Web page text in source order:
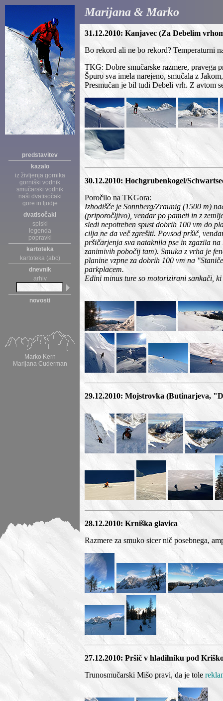
predstavitev
kazalo
iz življenja gornika
gorniški vodnik
smučarski vodnik
naši dvatisočaki
gore in ljudje
dvatisočaki
spiski
legenda
popravki
kartoteka
kartoteka (abc)
dnevnik
arhiv
novosti
Marko Kern
Marijana Cuderman
Marijana & Marko
31.12.2010: Kanjavec (Za Debelim
Bo rekord ali ne bo rekord? Temperaturni
TKG: Dobre smučarske razmere, pravega
Špuro sva imela narejeno, smučala z
Presmučan je bil tudi Debeli vrh. Z avtom
30.12.2010: Hochgrubenkogel/
Poročilo na TKGora:
Izhodišče je Sonnberg/Zraunig (1500 m)
(priporočljivo), vendar po pameti in z
sledi nepotreben spust dobrih 100 vm do
cilja ne da več zgrešiti. Povsod pršič,
pršičarjenja sva nataknila pse in zgazila
zanimivih pobočij tam). Smuka z vrha je
planine vzpne za dobrih 100 vm na
parkplacem.
Edini minus ture so motorizirani sankači,
29.12.2010: Mojstrovka (Butinarjeva,
28.12.2010: Krniška glavica
Razmere za smuko sicer nič posebnega,
27.12.2010: Pršič v hladilniku pod
Trunosmučarski Mišo pravi, da je tole